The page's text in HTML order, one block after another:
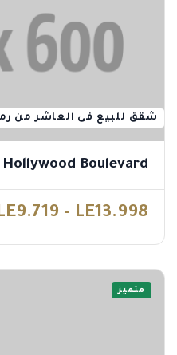
شقق للبيع فى العاشر من
Hollywood Boulevard
- LE13.998
متميز